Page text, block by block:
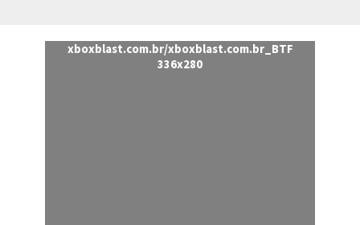
xboxblast.com.br/xboxblast.com.br_BTF
336x280